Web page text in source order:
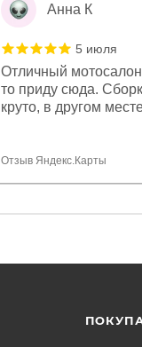
Анна К
5 июля
Отличный
то приду сюда.
круто, в другом
спасибо отдельное,
Отзыв Яндекс.Карты